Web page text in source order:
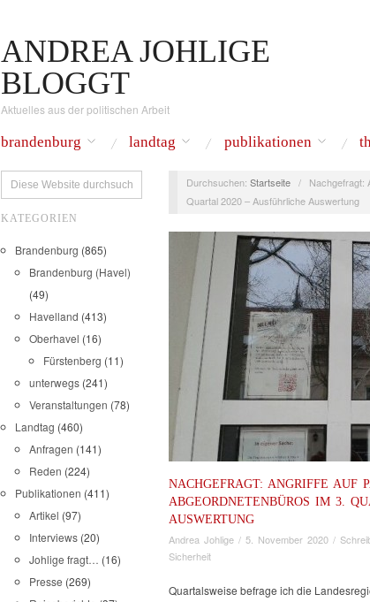
ANDREA JOHLIGE
BLOGGT
Aktuelles aus der politischen Arbeit
brandenburg landtag publikationen
KATEGORIEN
Brandenburg (865)
Brandenburg (Havel)
(49)
Havelland (413)
Oberhavel (16)
Fürstenberg (11)
unterwegs (241)
Veranstaltungen (78)
Landtag (460)
Anfragen (141)
Reden (224)
Publikationen (411)
Artikel (97)
Interviews (20)
Johlige fragt… (16)
Presse (269)
Durchsuchen: Startseite /
Nachgefragt:
Quartal 2020 – Ausführliche Auswertung
NACHGEFRAGT: ANGRIFFE AUF
ABGEORDNETENBÜROS IM 3.
AUSWERTUNG
Andrea Johlige / 5. November 2020 /
Sicherheit
Quartalsweise befrage ich die